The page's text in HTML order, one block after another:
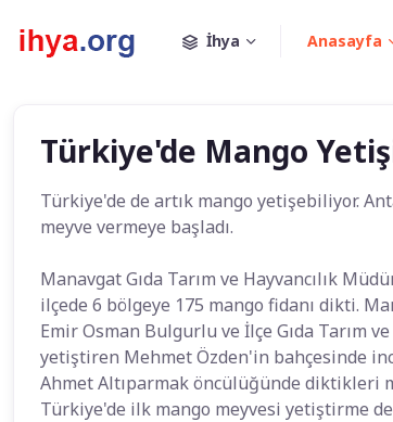
İhya Anasayfa
Türkiye'de Mango
Türkiye'de de artık mango yetişebiliyor.
meyve vermeye başladı.
Manavgat Gıda Tarım ve Hayvancılık
ilçede 6 bölgeye 175 mango fidanı dikti.
Emir Osman Bulgurlu ve İlçe Gıda Tarım
yetiştiren Mehmet Özden'in bahçesinde
Ahmet Altıparmak öncülüğünde diktikleri
Türkiye'de ilk mango meyvesi yetiştirme